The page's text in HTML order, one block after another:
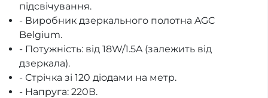
підсвічування.
- Виробник дзеркального полотна AGC
Belgium.
- Потужність: від 18W/1.5A (залежить від
дзеркала).
- Стрічка зі 120 діодами на метр.
- Напруга: 220В.